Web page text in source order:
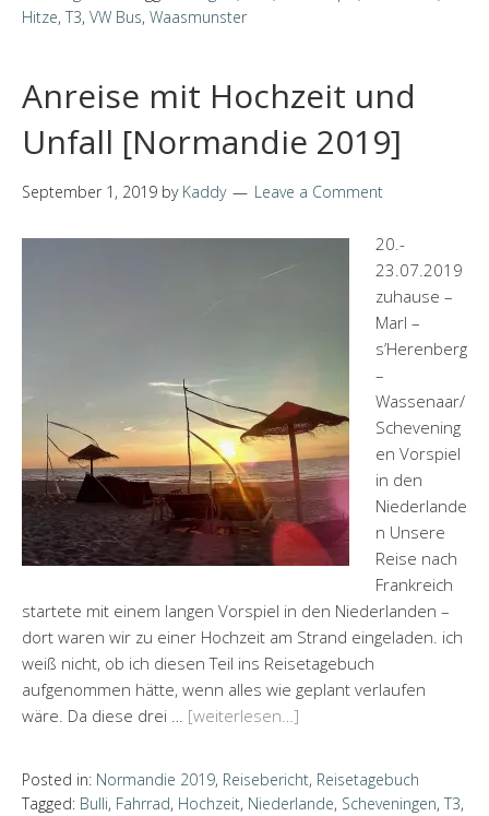
Hitze, T3, VW Bus, Waasmunster
Anreise mit Hochzeit und
Unfall [Normandie 2019]
September 1, 2019 by Kaddy Leave a Comment
20.-
23.07.2019
zuhause –
Marl –
s’Herenberg
–
Wassenaar/
Schevening
en Vorspiel
in den
Niederlande
n Unsere
Reise nach
Frankreich
startete mit einem langen Vorspiel in den Niederlanden –
dort waren wir zu einer Hochzeit am Strand eingeladen. ich
weiß nicht, ob ich diesen Teil ins Reisetagebuch
aufgenommen hätte, wenn alles wie geplant verlaufen
wäre. Da diese drei … [weiterlesen…]
Posted in: Normandie 2019, Reisebericht, Reisetagebuch
Tagged: Bulli, Fahrrad, Hochzeit, Niederlande, Scheveningen, T3,